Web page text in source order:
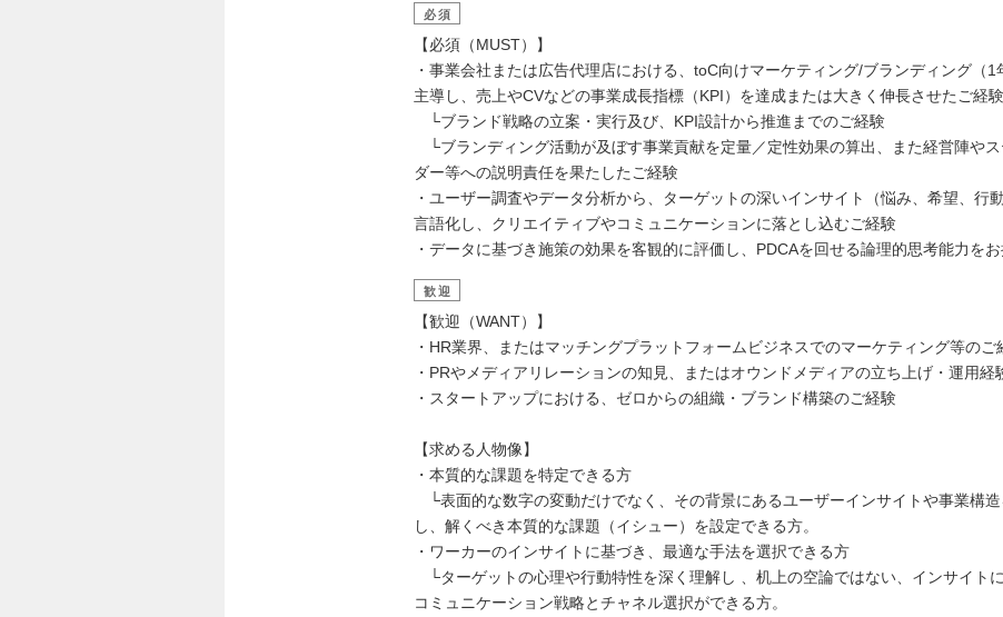
必須
【必須（MUST）】
・事業会社または広告代理店における、toC向けマーケティング/ブランディング（1
主導し、売上やCVなどの事業成長指標（KPI）を達成または大きく伸長させたご経験
└ブランド戦略の立案・実行及び、KPI設計から推進までのご経験
└ブランディング活動が及ぼす事業貢献を定量／定性効果の算出、また経営陣や
ダー等への説明責任を果たしたご経験
・ユーザー調査やデータ分析から、ターゲットの深いインサイト（悩み、希望、行
言語化し、クリエイティブやコミュニケーションに落とし込むご経験
・データに基づき施策の効果を客観的に評価し、PDCAを回せる論理的思考能力を
歓迎
【歓迎（WANT）】
・HR業界、またはマッチングプラットフォームビジネスでのマーケティング等のご
・PRやメディアリレーションの知見、またはオウンドメディアの立ち上げ・運用経
・スタートアップにおける、ゼロからの組織・ブランド構築のご経験
【求める人物像】
・本質的な課題を特定できる方
└表面的な数字の変動だけでなく、その背景にあるユーザーインサイトや事業構
し、解くべき本質的な課題（イシュー）を設定できる方。
・ワーカーのインサイトに基づき、最適な手法を選択できる方
└ターゲットの心理や行動特性を深く理解し 、机上の空論ではない、インサイト
コミュニケーション戦略とチャネル選択ができる方。